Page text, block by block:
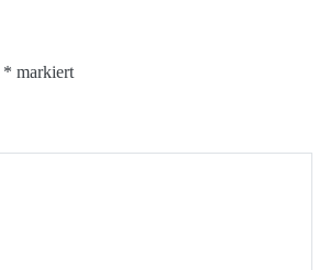
* markiert